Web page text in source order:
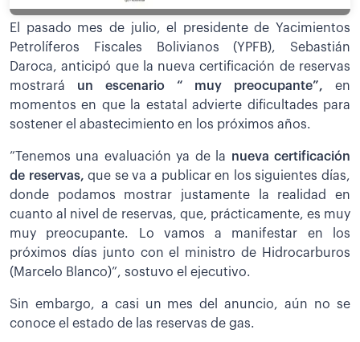
El pasado mes de julio, el presidente de Yacimientos
Petrolíferos Fiscales Bolivianos (YPFB), Sebastián
Daroca, anticipó que la nueva certificación de reservas
mostrará un escenario “ muy preocupante”, en
momentos en que la estatal advierte dificultades para
sostener el abastecimiento en los próximos años.
”Tenemos una evaluación ya de la nueva certificación
de reservas, que se va a publicar en los siguientes días,
donde podamos mostrar justamente la realidad en
cuanto al nivel de reservas, que, prácticamente, es muy
muy preocupante. Lo vamos a manifestar en los
próximos días junto con el ministro de Hidrocarburos
(Marcelo Blanco)”, sostuvo el ejecutivo.
Sin embargo, a casi un mes del anuncio, aún no se
conoce el estado de las reservas de gas.